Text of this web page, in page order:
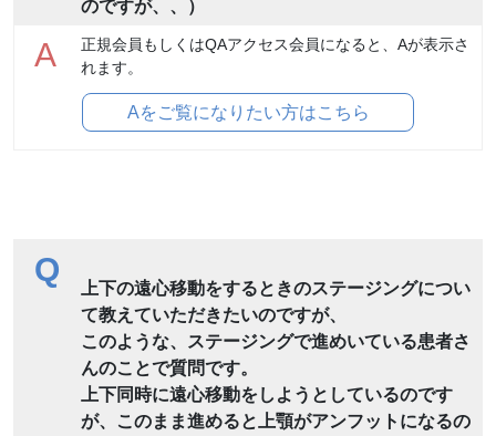
のですが、、）
A
正規会員もしくはQAアクセス会員になると、Aが表示さ
れます。
Aをご覧になりたい方はこちら
Q
上下の遠心移動をするときのステージングについ
て教えていただきたいのですが、
このような、ステージングで進めいている患者さ
んのことで質問です。
上下同時に遠心移動をしようとしているのです
が、このまま進めると上顎がアンフットになるの